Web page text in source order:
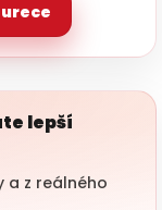
lepší
a z reálného